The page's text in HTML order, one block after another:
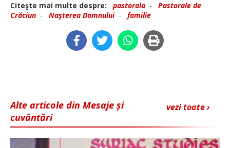
Citeşte mai multe despre:
pastorala - Pastorale de
Crăciun - Naşterea Domnului- familie
vezi toate ›
Alte articole din Mesaje și
cuvântări